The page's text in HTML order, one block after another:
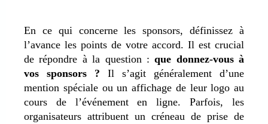
En ce qui concerne les sponsors, définissez à
l’avance les points de votre accord. Il est crucial
de répondre à la question : que donnez-vous à
vos sponsors ? Il s’agit généralement d’une
mention spéciale ou un affichage de leur logo au
cours de l’événement en ligne. Parfois, les
organisateurs attribuent un créneau de prise de